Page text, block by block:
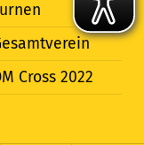
Cross 2022